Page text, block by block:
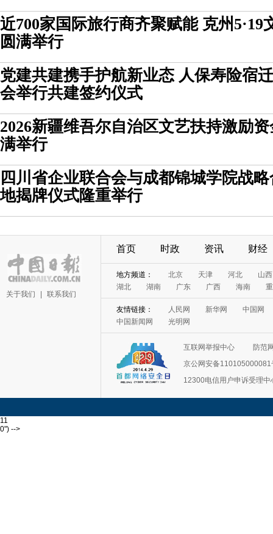
近700家国际旅行商齐聚赋能 克州5·19
圆满举行
党建共建携手护航新业态 人保寿险宿
会举行共建签约仪式
2026新疆维吾尔自治区文艺扶持激励
满举行
四川省企业联合会与成都锦城学院战
地揭牌仪式隆重举行
关于我们 联系我们
首页 时政 资讯 财经
地方频道： 北京 天津 河北
山西
湖北
湖南 广东 广西 海南
友情链接： 人民网 新华网
中国网
中国新闻网
光明网
互联网举报中心
防范
京公网安备110105000081
12300电信用户申诉受理中
11
0") -->